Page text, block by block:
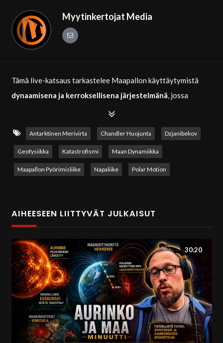
Myytinkertojat Media
Tämä live-katsaus tarkastelee Maapallon käyttäytymistä
dynaamisena ja kerroksellisena järjestelmänä, jossa
pyörimisliike, napaliike, merivirrat ja magneettikenttä ovat
kytkeytyneet toisiinsa hienovaraisilla mutta mitattavilla
tavoilla.
Keskiössä on Maapallon pyörimisakselin liike eli
motion, erityisesti Chandlerin huojunta, joka toimii
tarkastellaan havaintoja siitä, kuinka huojunnan
samalla, kun liikkeen geometria on terävöitynyt. Tämä viittaa
muutokseen tavassa, jolla Maapallo jakaa ja vaimentaa
liikemäärää kuoren, vaipan, ytimen, ilmakehän ja valtamerien
välillä.
Live laajentaa tarkastelun Etelämantereen ympärillä
kiertäväänAntarctic Circumpolar Current-merivirtaan,
joka on yksi planeetan merkittävimmistä massan ja energian
Antarktinen Merivirta Chandler Huojunta Dzjanibekov
Geofysiikka Katastrofismi Maan Dynamiikka
Maapallon Pyörimisliike Napaliike Polar Motion
AIHEESEEN LIITTYVÄT JULKAISUT
30:20